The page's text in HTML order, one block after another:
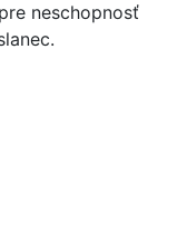
neschopnosť